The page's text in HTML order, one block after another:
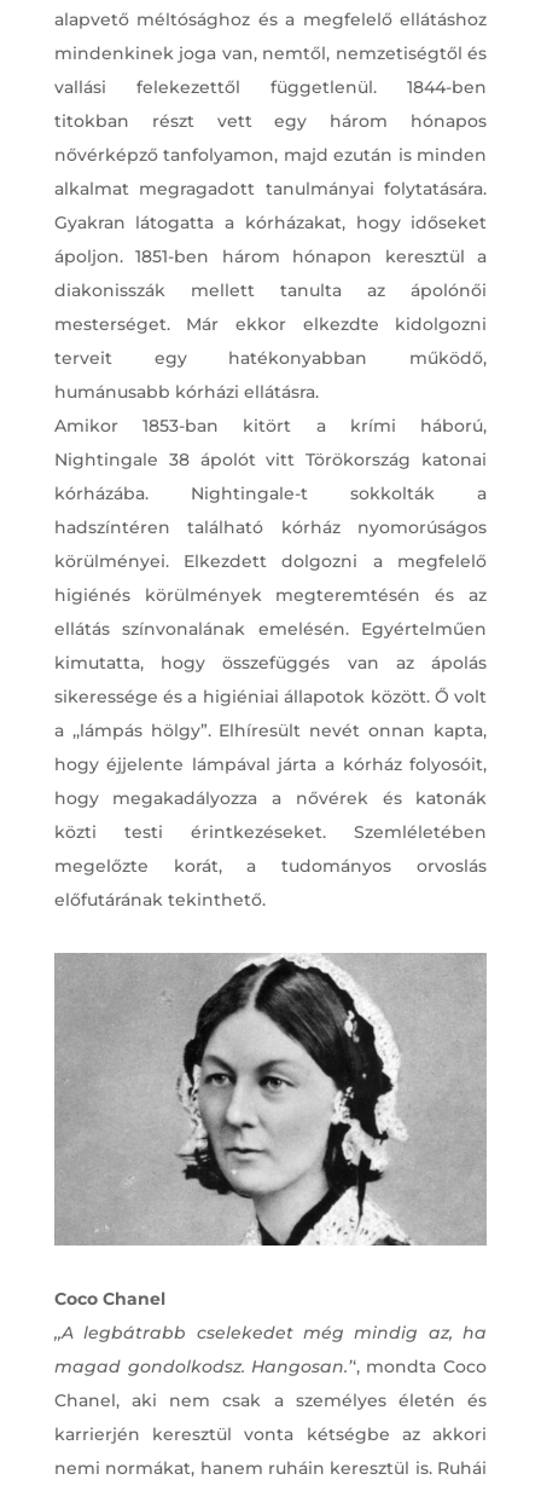
alapvető méltósághoz és a megfelelő ellátáshoz
mindenkinek joga van, nemtől, nemzetiségtől és
vallási felekezettől függetlenül. 1844-ben
titokban részt vett egy három hónapos
nővérképző tanfolyamon, majd ezután is minden
alkalmat megragadott tanulmányai folytatására.
Gyakran látogatta a kórházakat, hogy időseket
ápoljon. 1851-ben három hónapon keresztül a
diakonisszák mellett tanulta az ápolónői
mesterséget. Már ekkor elkezdte kidolgozni
terveit egy hatékonyabban működő,
humánusabb kórházi ellátásra.
Amikor 1853-ban kitört a krími háború,
Nightingale 38 ápolót vitt Törökország katonai
kórházába. Nightingale-t sokkolták a
hadszíntéren található kórház nyomorúságos
körülményei. Elkezdett dolgozni a megfelelő
higiénés körülmények megteremtésén és az
ellátás színvonalának emelésén. Egyértelműen
kimutatta, hogy összefüggés van az ápolás
sikeressége és a higiéniai állapotok között. Ő volt
a ,,lámpás hölgy”. Elhíresült nevét onnan kapta,
hogy éjjelente lámpával járta a kórház folyosóit,
hogy megakadályozza a nővérek és katonák
közti testi érintkezéseket. Szemléletében
megelőzte korát, a tudományos orvoslás
előfutárának tekinthető.
Coco Chanel
,,A legbátrabb cselekedet még mindig az, ha
magad gondolkodsz. Hangosan.’‘, mondta Coco
Chanel, aki nem csak a személyes életén és
karrierjén keresztül vonta kétségbe az akkori
nemi normákat, hanem ruháin keresztül is. Ruhái